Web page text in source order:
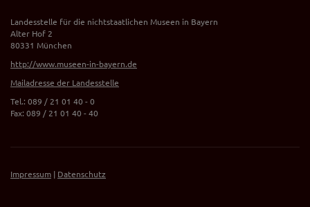
Landesstelle für die nichtstaatlichen Museen in Bayern
Alter Hof 2
80331 München
http://www.museen-in-bayern.de
Mailadresse der Landesstelle
Tel.: 089 / 21 01 40 - 0
Fax: 089 / 21 01 40 - 40
Impressum Datenschutz